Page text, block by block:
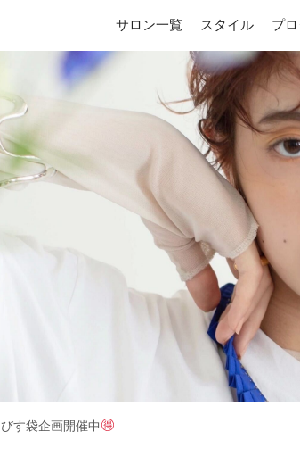
サロン一覧 スタイル プ
びす袋企画開催中